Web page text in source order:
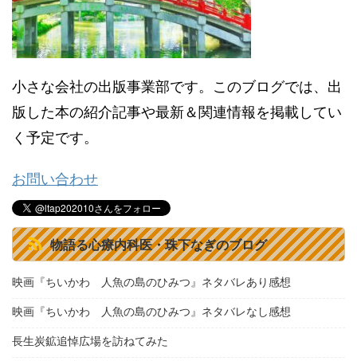
小さな会社の出版事業部です。このブログでは、出
版した本の紹介記事や最新＆関連情報を掲載してい
く予定です。
お問い合わせ
物語る心療内科医・珠下なぎのブログ
映画『ちいかわ 人魚の島のひみつ』ネタバレあり感想
映画『ちいかわ 人魚の島のひみつ』ネタバレなし感想
長生炭鉱追悼広場を訪ねてみた